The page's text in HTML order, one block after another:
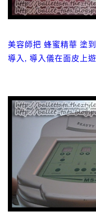
美容師把 蜂蜜精華 塗
導入, 導入儀在面皮上